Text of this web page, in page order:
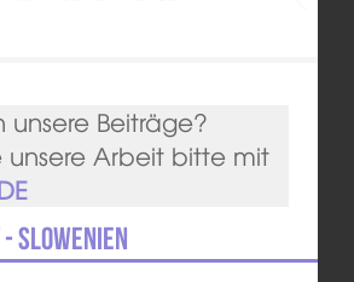
unsere Beiträge?
unsere Arbeit bitte mit
Slowenien